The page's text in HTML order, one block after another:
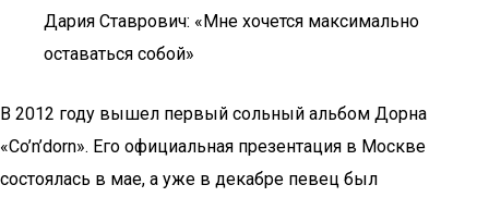
Дария Ставрович: «Мне хочется максимально
оставаться собой»
В 2012 году вышел первый сольный альбом Дорна
«Co’n’dorn». Его официальная презентация в Москве
состоялась в мае, а уже в декабре певец был